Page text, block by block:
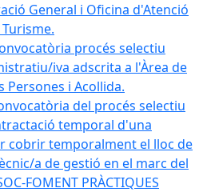
General i Oficina d'Atenció
procés selectiu
iva adscrita a l'Àrea de
Persones i Acollida.
del procés selectiu
temporal d'una
cobrir temporalment el lloc de
a de gestió en el marc del
FOMENT PRÀCTIQUES